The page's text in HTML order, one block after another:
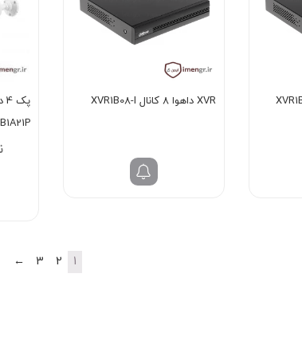
XVR داهوا 8 کانال XVR1B08-I
B1A21P ا T1A21P
1
2
3
←